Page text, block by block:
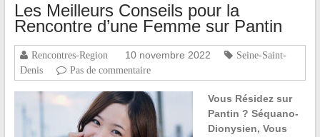
Les Meilleurs Conseils pour la
Rencontre d’une Femme sur Pantin
Rencontres-Region 10 novembre 2022
Seine-Saint-
Denis
Pas de commentaire
Vous Résidez sur
Pantin ? Séquano-
Dionysien, Vous